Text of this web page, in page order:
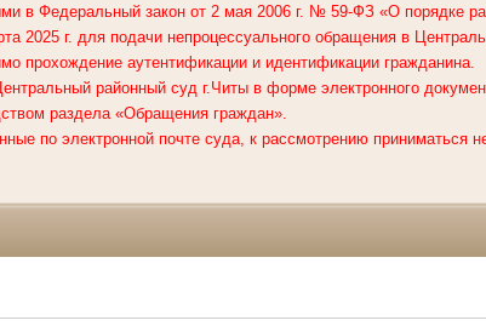
в Федеральный закон от 2 мая 2006 г. № 59-ФЗ «О порядке
2025 г. для подачи непроцессуального обращения в
прохождение аутентификации и идентификации гражданина.
районный суд г.Читы в форме электронного
раздела «Обращения граждан».
по электронной почте суда, к рассмотрению приниматься